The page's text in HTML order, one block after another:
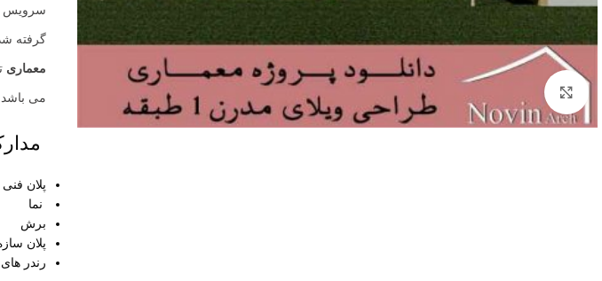
سرویس
گرفته
معماری
می
پلان فنی
نما
برش
پلان
رندر